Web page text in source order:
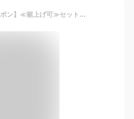
【100枚限定☆200円OFFクーポン】≪裾上げ可≫セットアップ メンズ 春 スウェット テーラードジャケット ストレッチ ジャージ 無地 シンプル ジャケット カジュアル ビジネス 伸びる スーツ ゴルフ 2点セット【2万円以上 ロンハーマン ミニタオル 贈呈】M L 3L 4L